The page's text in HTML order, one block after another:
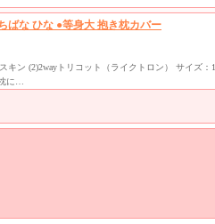
ばな ひな ●等身大 抱き枕カバー
キン (2)2wayトリコット（ライクトロン） サイズ：1
に…